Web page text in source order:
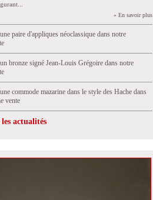
» En savoir plus
paire d'appliques néoclassique dans notre
bronze signé Jean-Louis Grégoire dans notre
commode mazarine dans le style des Hache dans
vente
actualités